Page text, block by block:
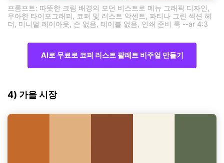
프롬프트: 따뜻한 크림 배경의 모던 비스트로 메뉴 그래픽 디자인,
우아한 타이포그래피, 코퍼 및 러스트 악센트, 파티나 그린 섹션 헤
더, 미니멀 레이아웃, 손 없음, 테이블 없음, 인쇄 준비 룩 --ar 4:3
AI로 무료로 코퍼 러스트 팔레트 비주얼 만들기
4) 가을 시장